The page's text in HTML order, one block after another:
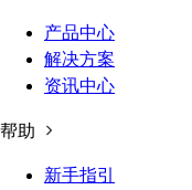
产品中心
解决方案
资讯中心
帮助
新手指引